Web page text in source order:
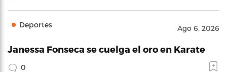
Deportes Ago 6, 2026
Janessa Fonseca se cuelga el oro en Karate
0